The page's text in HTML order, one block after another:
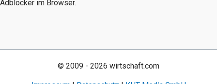
Adblocker im Browser.
© 2009 - 2026 wirtschaft.com